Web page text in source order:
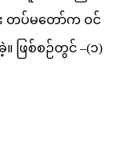
တပ်မတော်က ဝင်
ဖြစ်စဉ်တွင် –(၁)